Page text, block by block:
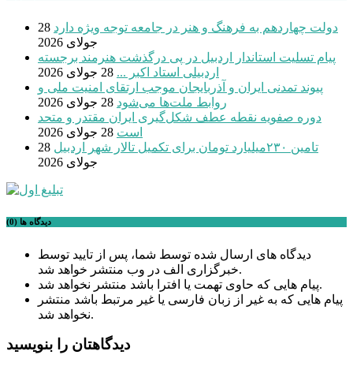
دولت چهاردهم به فرهنگ و هنر در جامعه توجه ویژه دارد 28
جولای 2026
پیام تسلیت استاندار اردبیل در پی درگذشت هنرمند برجسته
اردبیلی استاد اکبر ... 28 جولای 2026
پیوند تمدنی ایران و آذربایجان موجب ارتقای امنیت ملی و
روابط ملت‌ها می‌شود 28 جولای 2026
دوره صفویه نقطه عطف شکل‌گیری ایران مقتدر و متحد
است 28 جولای 2026
تامین ۲۳۰میلیارد تومان برای تکمیل تالار شهر اردبیل
28
جولای 2026
دیدگاه ها (0)
دیدگاه های ارسال شده توسط شما، پس از تایید توسط
خبرگزاری الف در وب منتشر خواهد شد.
پیام هایی که حاوی تهمت یا افترا باشد منتشر نخواهد شد.
پیام هایی که به غیر از زبان فارسی یا غیر مرتبط باشد منتشر
نخواهد شد.
دیدگاهتان را بنویسید